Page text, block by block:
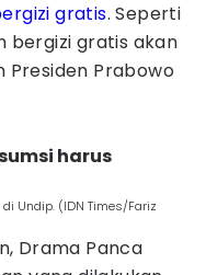
gratis. Seperti
bergizi gratis akan
Presiden Prabowo
harus
Undip. (IDN Times/Fariz
Drama Panca